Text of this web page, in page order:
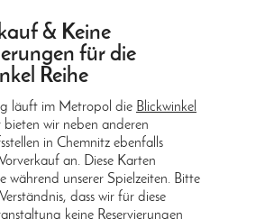
& Keine
für die
Reihe
läuft im Metropol die Blickwinkel
bieten wir neben anderen
in Chemnitz ebenfalls
an. Diese Karten
während unserer Spielzeiten. Bitte
dass wir für diese
keine Reservierungen